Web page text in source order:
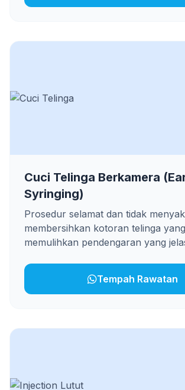
Cuci Telinga Berkamera
Syringing)
Prosedur selamat dan tidak
membersihkan kotoran telinga
memulihkan pendengaran yang
Tempah Rawatan